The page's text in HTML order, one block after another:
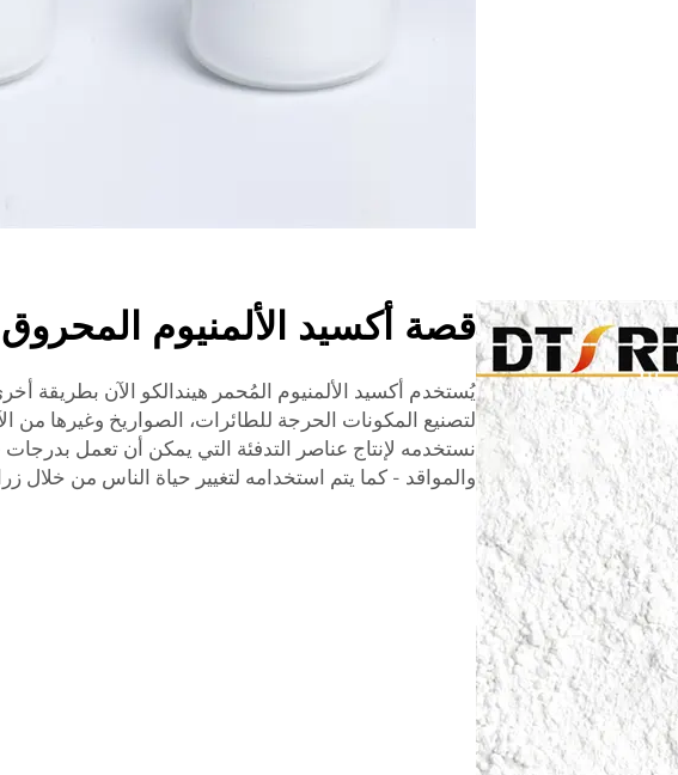
قصة أكسيد الألمنيوم
يُستخدم أكسيد الألمنيوم المُحمر هيندالكو الآن بطريقة
لتصنيع المكونات الحرجة للطائرات، الصواريخ وغيرها من
نستخدمه لإنتاج عناصر التدفئة التي يمكن أن تعمل
والمواقد - كما يتم استخدامه لتغيير حياة الناس من خلال